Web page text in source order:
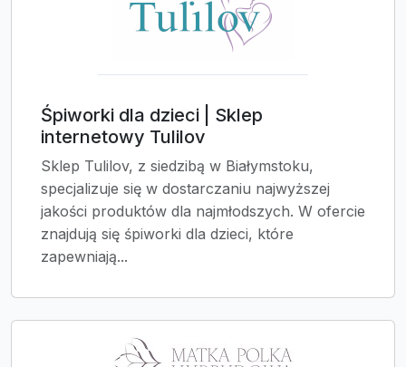
Śpiworki dla dzieci | Sklep
internetowy Tulilov
Sklep Tulilov, z siedzibą w Białymstoku,
specjalizuje się w dostarczaniu najwyższej
jakości produktów dla najmłodszych. W ofercie
znajdują się śpiworki dla dzieci, które
zapewniają...